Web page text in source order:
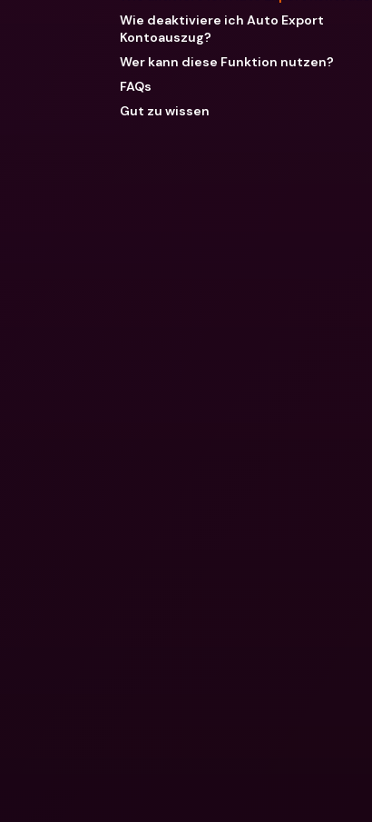
Wie deaktiviere ich Auto Export
Kontoauszug?
Wer kann diese Funktion nutzen?
FAQs
Gut zu wissen